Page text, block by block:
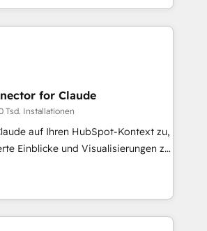
for Claude
Tsd. Installationen
auf Ihren HubSpot-Kontext zu,
Einblicke und Visualisierungen zu